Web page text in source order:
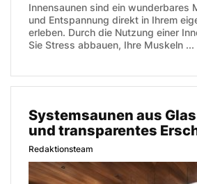
Innensaunen sind ein wunderbares
und Entspannung direkt in Ihrem
erleben. Durch die Nutzung einer
Sie Stress abbauen, Ihre Muskeln ...
Systemsaunen aus
und transparentes
Redaktionsteam